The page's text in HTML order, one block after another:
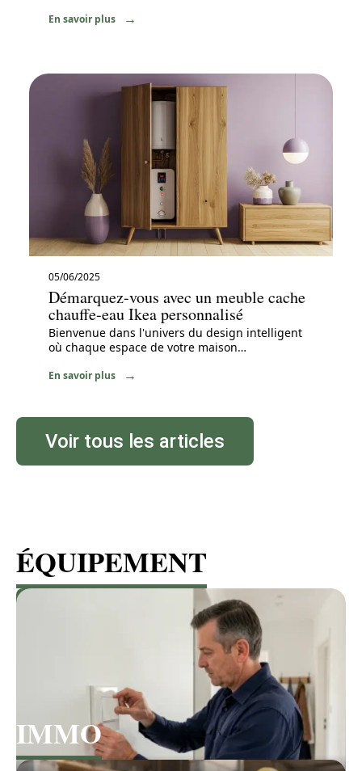
En savoir plus
05/06/2025
Démarquez-vous avec un meuble cache
chauffe-eau Ikea personnalisé
Bienvenue dans l'univers du design intelligent
où chaque espace de votre maison…
En savoir plus
Voir tous les articles
ÉQUIPEMENT
Voir tous les articles
IMMO